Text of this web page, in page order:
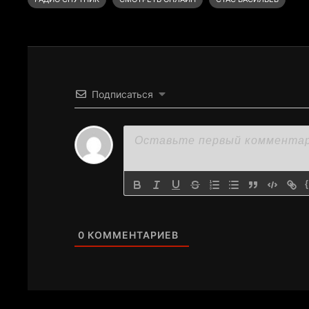
Подписаться
0 КОММЕНТАРИЕВ